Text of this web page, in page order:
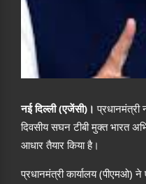
नई दिल्ली(एजेंसी) । प्रधानमंत्री
दिवसीय सघन टीबी मुक्त भारत
आधार तैयार किया है।
प्रधानमंत्री कार्यालय(पीएमओ)ने